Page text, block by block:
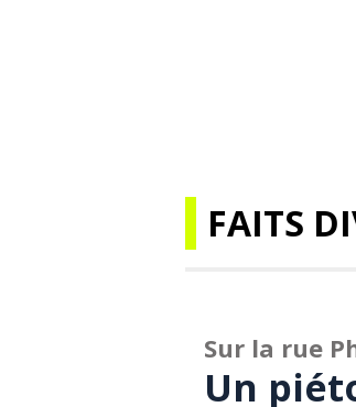
FAITS
Sur la rue
Un